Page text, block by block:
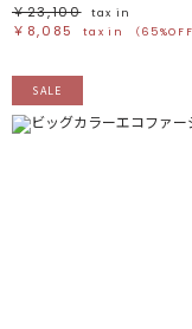
￥23,100
tax in
￥8,085 tax in （65%OFF
SALE